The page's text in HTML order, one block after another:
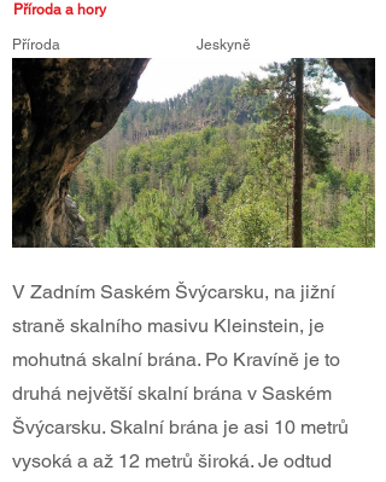
Příroda a hory
Příroda Jeskyně
V Zadním Saském Švýcarsku, na jižní
straně skalního masivu Kleinstein, je
mohutná skalní brána. Po Kravíně je to
druhá největší skalní brána v Saském
Švýcarsku. Skalní brána je asi 10 metrů
vysoká a až 12 metrů široká. Je odtud